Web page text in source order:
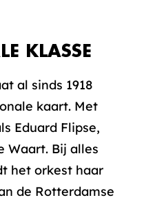
KLASSE
al sinds 1918
kaart. Met
Eduard Flipse,
Waart. Bij alles
het orkest haar
de Rotterdamse